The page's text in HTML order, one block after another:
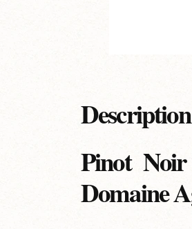
Description
Pinot
Domaine